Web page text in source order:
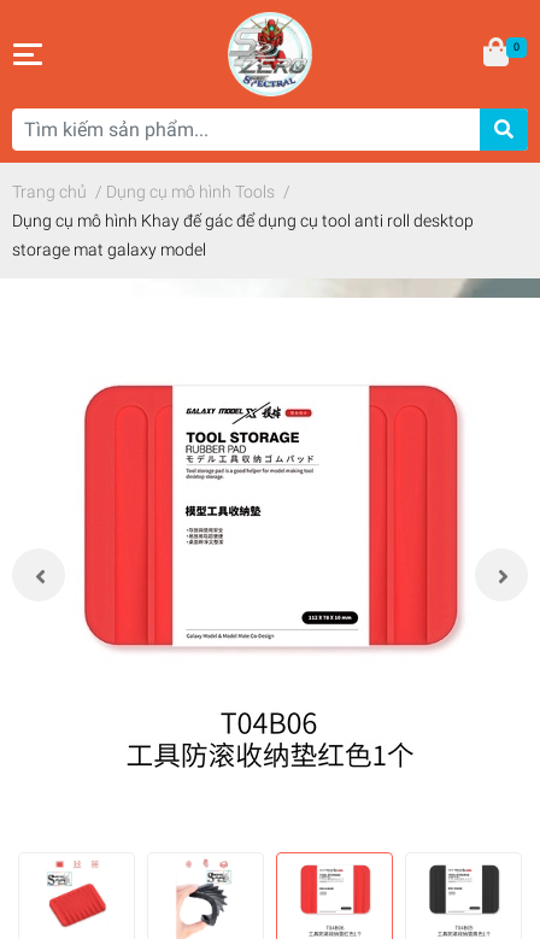
0
Trang chủ / Dụng cụ mô hình Tools /
Dụng cụ mô hình Khay đế gác để dụng cụ tool anti roll desktop
storage mat galaxy model